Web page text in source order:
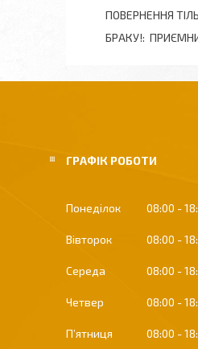
ПОВЕРНЕННЯ
БРАКУ!
ГРАФІК РОБОТИ
Понеділок 08:00
Вівторок 08:00
Середа 08:00
Четвер 08:00
Пʼятниця 08:00